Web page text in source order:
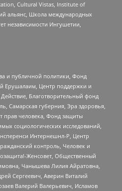
Cultural Vistas, Institute of
альянс, Школа международных
независимости Ингушетии,
и публичной политики, Фонд
Ерушалаим, Центр поддержки и
Благотворительный фонд
Самарская губерния, Эра здоровья,
прав человека, Фонд защиты
социологических исследований,
Интернешнл-Р, Центр
контроль, Человек и
Женсовет, Общественный
Чанышева Лилия Айратовна,
Сергеевич, Аверин Виталий
Валерий Валерьевич, Исламов